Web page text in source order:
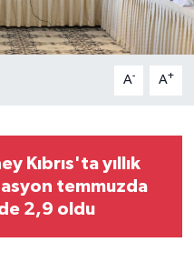
A- A+
Kıbrıs'ta yıllık
temmuzda
2,9 oldu